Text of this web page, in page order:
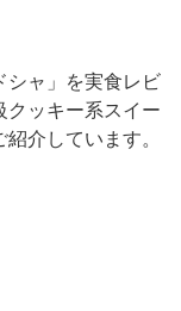
シャ」を実食レビ
クッキー系スイー
介しています。